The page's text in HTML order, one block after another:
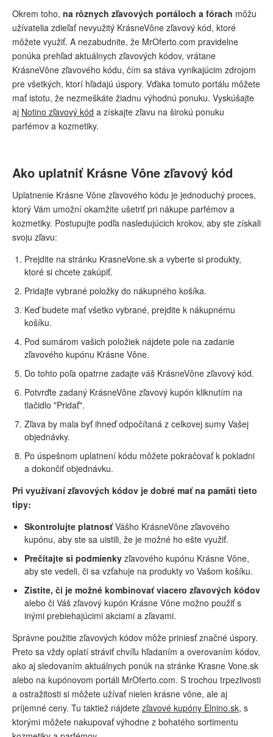
Okrem toho, na rôznych zľavových portáloch a fórach môžu
užívatelia zdieľať nevyužitý KrásneVône zľavový kód, ktoré
môžete využiť. A nezabudnite, že MrOferto.com pravidelne
ponúka prehľad aktuálnych zľavových kódov, vrátane
KrásneVône zľavového kódu, čím sa stáva vynikajúcim zdrojom
pre všetkých, ktorí hľadajú úspory. Vďaka tomuto portálu môžete
mať istotu, že nezmeškáte žiadnu výhodnú ponuku. Vyskúšajte
aj Notino zľavový kód a získajte zľavu na širokú ponuku
parfémov a kozmetiky.
Ako uplatniť Krásne Vône zľavový kód
Uplatnenie Krásne Vône zľavového kódu je jednoduchý proces,
ktorý Vám umožní okamžite ušetriť pri nákupe parfémov a
kozmetiky. Postupujte podľa nasledujúcich krokov, aby ste získali
svoju zľavu:
Prejdite na stránku KrasneVone.sk a vyberte si produkty,
ktoré si chcete zakúpiť.
Pridajte vybrané položky do nákupného košíka.
Keď budete mať všetko vybrané, prejdite k nákupnému
košíku.
Pod sumárom vašich položiek nájdete pole na zadanie
zľavového kupónu Krásne Vône.
Do tohto poľa opatrne zadajte váš KrásneVône zľavový kód.
Potvrďte zadaný KrásneVône zľavový kupón kliknutím na
tlačidlo "Pridať".
Zľava by mala byť ihneď odpočítaná z celkovej sumy Vašej
objednávky.
Po úspešnom uplatnení kódu môžete pokračovať k pokladni
a dokončiť objednávku.
Pri využívaní zľavových kódov je dobré mať na pamäti tieto
tipy:
Skontrolujte platnosťVášho KrásneVône zľavového
kupónu, aby ste sa uistili, že je možné ho ešte využiť.
Prečítajte si podmienky zľavového kupónu Krásne Vône,
aby ste vedeli, či sa vzťahuje na produkty vo Vašom košíku.
Zistite, či je možné kombinovať viacero zľavových kódov
alebo či Váš zľavový kupón Krásne Vône možno použiť s
inými prebiehajúcimi akciami a zľavami.
Správne použitie zľavových kódov môže priniesť značné úspory.
Preto sa vždy oplatí stráviť chvíľu hľadaním a overovaním kódov,
ako aj sledovaním aktuálnych ponúk na stránke Krasne Vone.sk
alebo na kupónovom portáli MrOferto.com. S trochou trpezlivosti
a ostražitosti si môžete užívať nielen krásne vône, ale aj
príjemné ceny. Tu taktiež nájdete zľavové kupóny Elnino.sk, s
ktorými môžete nakupovať výhodne z bohatého sortimentu